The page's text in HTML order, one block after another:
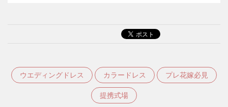
ウエディングドレス カラードレス プレ花嫁必見
提携式場